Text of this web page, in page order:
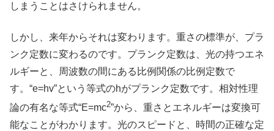
しまうことはさけられません。
しかし、来年からそれは変わります。重さの標準が、プラ
ンク定数に変わるのです。プランク定数は、光の持つエネ
ルギーと、周波数の間にある比例関係の比例定数で
す。“e=hv”という等式のhがプランク定数です。相対性理
論の有名な等式“E=mc2”から、重さとエネルギーは変換可
能なことがわかります。光のスピードと、時間の正確な定